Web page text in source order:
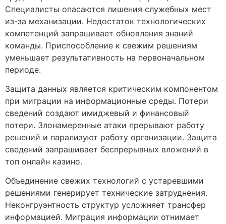
Специалисты опасаются лишения служебных мест
из-за механизации. Недостаток технологических
компетенций запрашивает обновления знаний
команды. Приспособление к свежим решениям
уменьшает результативность на первоначальном
периоде.
Защита данных является критическим компонентом
при миграции на информационные среды. Потери
сведений создают имиджевый и финансовый
потери. Злонамеренные атаки прерывают работу
решений и парализуют работу организации. Защита
сведений запрашивает беспрерывных вложений в
топ онлайн казино.
Объединение свежих технологий с устаревшими
решениями генерирует технические затруднения.
Неконгруэнтность структур усложняет трансфер
информацией. Миграция информации отнимает